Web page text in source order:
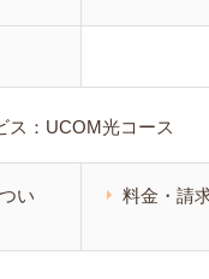
ス：UCOM光コース
い
料金・請